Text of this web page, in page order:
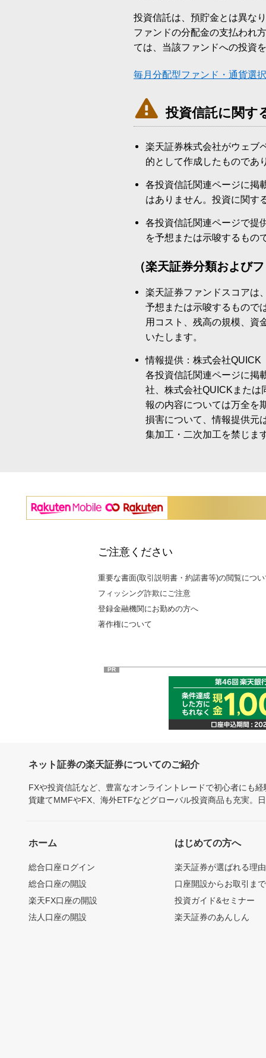
投資信託は、預貯金とは異な
ファンドの分配金の支払われ
ては、当該ファンドへの投資
毎月分配型ファンド・通貨選
 投資信託に関す
楽天証券株式会社がウェブ
的として作成したものであ
各投資信託関連ページに掲
はありません。投資に関す
各投資信託関連ページで提
を予想または示唆するもの
（楽天証券分類および
楽天証券ファンドスコアは
予想または示唆するもので
用コスト、残高の規模、資
いたします。
情報提供：株式会社QUICK
各投資信託関連ページに掲
社、株式会社QUICKまたは
報の内容については万全を
損害について、情報提供元
集加工・二次加工を禁じま
ご注意ください
重要な書面(取引説明書・約諾書等)の閲覧につ
フィッシング詐欺にご注意
登録金融機関にお勤めの方へ
著作権について
PR
ネット証券の楽天証券についてのご紹介
FXや投資信託など、豊富なオンライントレードで初心者にも
貨建てMMFやFX、海外ETFなどグローバル投資商品も充実。
ホーム
総合口座ログイン
総合口座の開設
楽天FX口座の開設
法人口座の開設
はじめての方へ
楽天証券が選ばれる理由
口座開設からお取引ま
投資ガイド&セミナー
楽天証券のあんしん